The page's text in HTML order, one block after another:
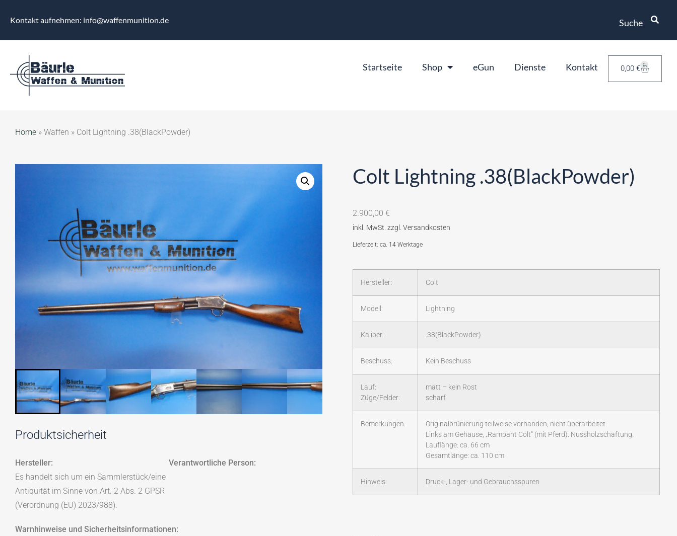
Kontakt aufnehmen: info@waffenmunition.de Suche
Startseite Shop eGun Dienste Kontakt 0,00 € 0
Home » Waffen » Colt Lightning .38(BlackPowder)
Produktsicherheit
Hersteller:
Es handelt sich um ein Sammlerstück/eine
Antiquität im Sinne von Art. 2 Abs. 2 GPSR
(Verordnung (EU) 2023/988).
Verantwortliche Person:
Warnhinweise und Sicherheitsinformationen:
Colt Lightning .38(BlackPowder)
2.900,00 €
Lieferzeit: ca. 14 Werktage
Hersteller: Colt
Modell: Lightning
Kaliber: .38(BlackPowder)
Beschuss: Kein Beschuss
Lauf:
Züge/Felder:
matt – kein Rost
scharf
Bemerkungen:
Originalbrünierung teilweise vorhanden, nicht überarbeitet.
Links am Gehäuse, „Rampant Colt“ (mit Pferd). Nussholzschäftung.
Lauflänge: ca. 66 cm
Gesamtlänge: ca. 110 cm
Hinweis: Druck-, Lager- und Gebrauchsspuren